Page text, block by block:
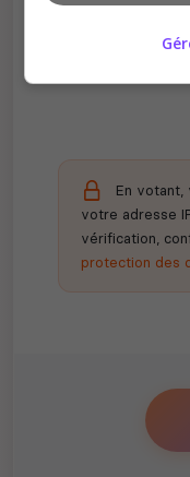
Certains
En votant,
votre adresse
vérification,
protection des